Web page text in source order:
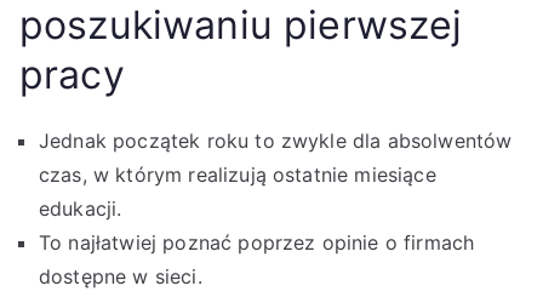
poszukiwaniu pierwszej
pracy
Jednak początek roku to zwykle dla absolwentów
czas, w którym realizują ostatnie miesiące
edukacji.
To najłatwiej poznać poprzez opinie o firmach
dostępne w sieci.